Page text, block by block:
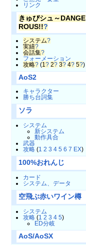
リンク
きゅぴシュ～DANGE
ROUS!!?
システム?
実績?
会話集?
フォーメーション
攻略?(1 ? 2? 3? 4? 5?)
AoS2
キャラクター
勝ち台詞集
ソラ
システム
新システム
動作具合
武器
攻略(1 2 3 4 5 6 7 EX)
100%おれんじ
カード
システム、データ
空飛ぶ赤いワイン樽
システム
攻略(1 2 3 4 5)
ED分岐
AoS/AoSX